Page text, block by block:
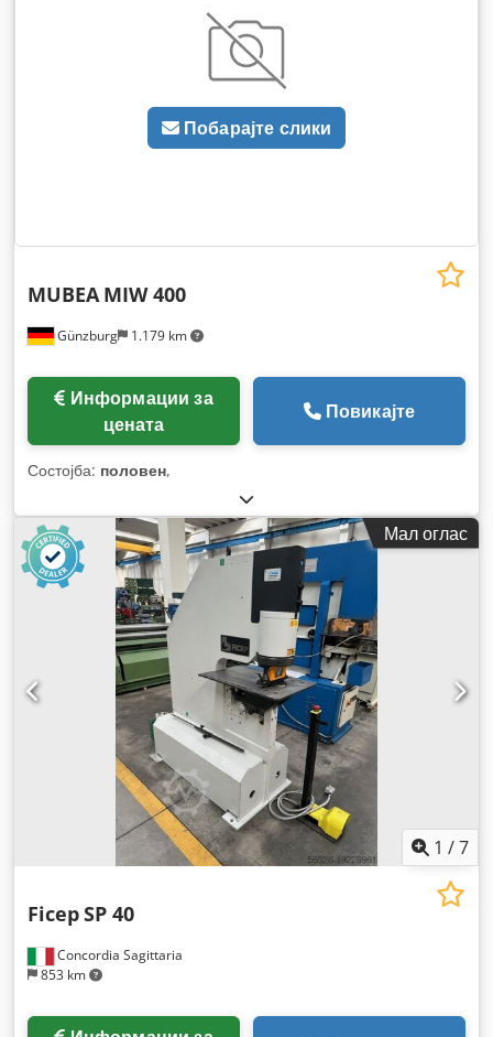
Побарајте слики
Günzburg 1.179 km
MUBEA MIW 400
цената
Повикајте
Состојба: половен,
Мал оглас
1 /7
Concordia Sagittaria
853 km
FicepSP 40